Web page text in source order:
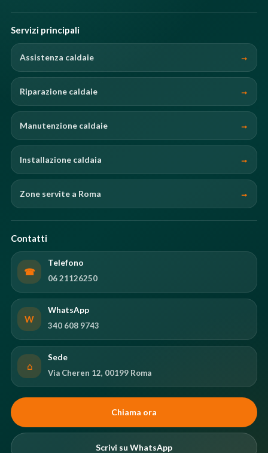
Servizi principali
Assistenza caldaie
Riparazione caldaie
Manutenzione caldaie
Installazione caldaia
Zone servite a Roma
Contatti
☎
Telefono
06 21126250
W
WhatsApp
340 608 9743
⌂
Sede
Via Cheren 12, 00199 Roma
Chiama ora
Scrivi su WhatsApp